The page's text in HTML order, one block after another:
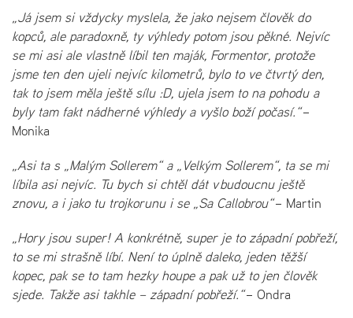
„Já jsem si vždycky myslela, že jako nejsem člověk do
kopců, ale paradoxně, ty výhledy potom jsou pěkné. Nejvíc
se mi asi ale vlastně líbil ten maják, Formentor, protože
jsme ten den ujeli nejvíc kilometrů, bylo to ve čtvrtý den,
tak to jsem měla ještě sílu :D, ujela jsem to na pohodu a
byly tam fakt nádherné výhledy a vyšlo boží počasí.“–
Monika
„Asi ta s „Malým Sollerem“ a „Velkým Sollerem“, ta se mi
líbila asi nejvíc. Tu bych si chtěl dát v budoucnu ještě
znovu, a i jako tu trojkorunu i se „Sa Callobrou“– Martin
„Hory jsou super! A konkrétně, super je to západní pobřeží,
to se mi strašně líbí. Není to úplně daleko, jeden těžší
kopec, pak se to tam hezky houpe a pak už to jen člověk
sjede. Takže asi takhle – západní pobřeží.“– Ondra